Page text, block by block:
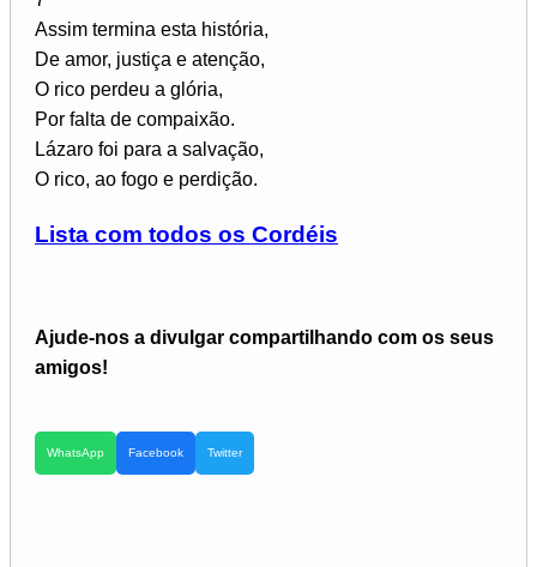
Assim termina esta história,
De amor, justiça e atenção,
O rico perdeu a glória,
Por falta de compaixão.
Lázaro foi para a salvação,
O rico, ao fogo e perdição.
Lista com todos os Cordéis
Ajude-nos a divulgar compartilhando com os seus
amigos!
WhatsApp Facebook Twitter